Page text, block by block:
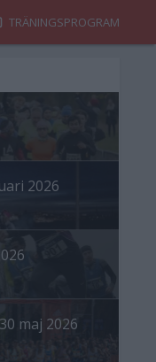
TRÄNINGSPROGRAM
2026
maj 2026